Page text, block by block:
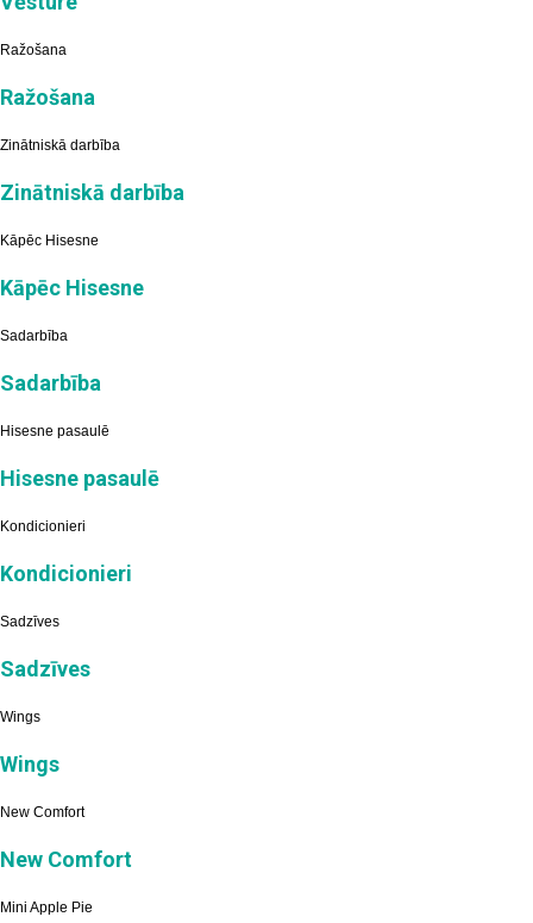
Ražošana
Ražošana
Zinātniskā darbība
Zinātniskā darbība
Kāpēc Hisesne
Kāpēc Hisesne
Sadarbība
Sadarbība
Hisesne pasaulē
Hisesne pasaulē
Kondicionieri
Kondicionieri
Sadzīves
Sadzīves
Wings
Wings
New Comfort
New Comfort
Mini Apple Pie